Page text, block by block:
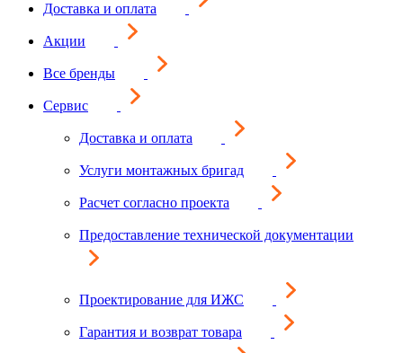
Доставка и оплата
Акции
Все бренды
Сервис
Доставка и оплата
Услуги монтажных бригад
Расчет согласно проекта
Предоставление технической документации
Проектирование для ИЖС
Гарантия и возврат товара